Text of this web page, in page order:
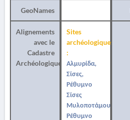
GeoNames
Alignements
avec le
Cadastre
Archéologique
Sites
archéologiques
:
Αλμυρίδα,
Σίσες,
Ρέθυμνο
Σίσες
Μυλοποτάμου,
Ρέθυμνο